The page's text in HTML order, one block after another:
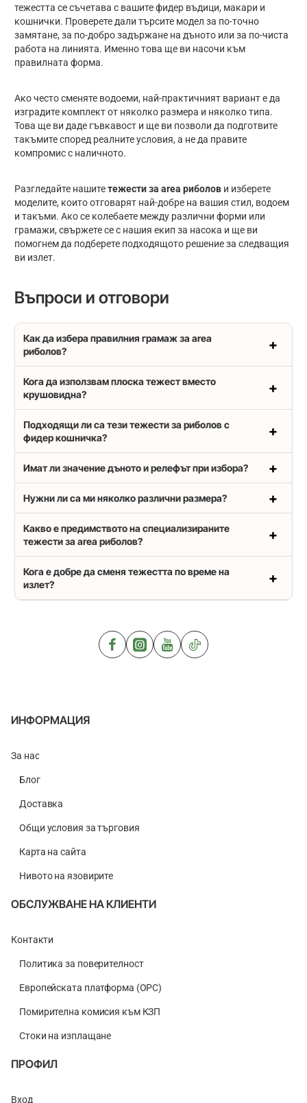
тежестта се съчетава с вашите фидер въдици, макари и
кошнички. Проверете дали търсите модел за по-точно
замятане, за по-добро задържане на дъното или за по-чиста
работа на линията. Именно това ще ви насочи към
правилната форма.
Ако често сменяте водоеми, най-практичният вариант е да
изградите комплект от няколко размера и няколко типа.
Това ще ви даде гъвкавост и ще ви позволи да подготвите
такъмите според реалните условия, а не да правите
компромис с наличното.
Разгледайте нашитетежести за area риболов и изберете
моделите, които отговарят най-добре на вашия стил, водоем
и такъми. Ако се колебаете между различни форми или
грамажи, свържете се с нашия екип за насока и ще ви
помогнем да подберете подходящото решение за следващия
ви излет.
Въпроси и отговори
Как да избера правилния грамаж за area
риболов?
Кога да използвам плоска тежест вместо
крушовидна?
Подходящи ли са тези тежести за риболов с
фидер кошничка?
Имат ли значение дъното и релефът при избора?
Нужни ли са ми няколко различни размера?
Какво е предимството на специализираните
тежести за area риболов?
Кога е добре да сменя тежестта по време на
излет?
ИНФОРМАЦИЯ
За нас
Блог
Доставка
Общи условия за търговия
Карта на сайта
Нивото на язовирите
ОБСЛУЖВАНЕ НА КЛИЕНТИ
Контакти
Политика за поверителност
Европейската платформа (ОРС)
Помирителна комисия към КЗП
Стоки на изплащане
ПРОФИЛ
Вход